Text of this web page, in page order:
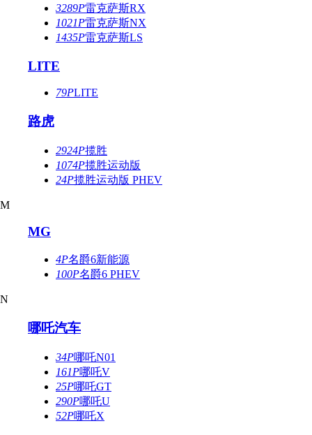
3289P雷克萨斯RX
1021P雷克萨斯NX
1435P雷克萨斯LS
LITE
79PLITE
路虎
2924P揽胜
1074P揽胜运动版
24P揽胜运动版 PHEV
M
MG
4P名爵6新能源
100P名爵6 PHEV
N
哪吒汽车
34P哪吒N01
161P哪吒V
25P哪吒GT
290P哪吒U
52P哪吒X